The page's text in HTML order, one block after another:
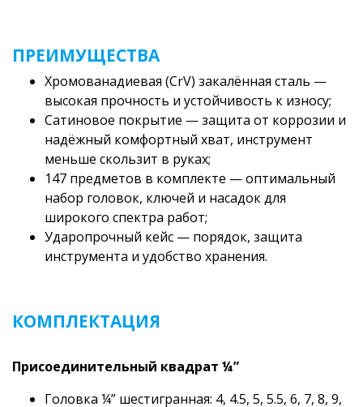
ПРЕИМУЩЕСТВА
Хромованадиевая (CrV) закалённая сталь —
высокая прочность и устойчивость к износу;
Сатиновое покрытие — защита от коррозии и
надёжный комфортный хват, инструмент
меньше скользит в руках;
147 предметов в комплекте — оптимальный
набор головок, ключей и насадок для
широкого спектра работ;
Ударопрочный кейс — порядок, защита
инструмента и удобство хранения.
КОМПЛЕКТАЦИЯ
Присоединительный квадрат ¼”
Головка ¼” шестигранная: 4, 4.5, 5, 5.5, 6, 7, 8, 9,